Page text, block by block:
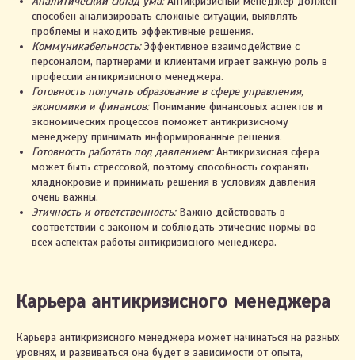
способен анализировать сложные ситуации, выявлять
проблемы и находить эффективные решения.
Коммуникабельность:Эффективное взаимодействие с
персоналом, партнерами и клиентами играет важную роль в
профессии антикризисного менеджера.
Готовность получать образование в сфере управления,
экономики и финансов:Понимание финансовых аспектов и
экономических процессов поможет антикризисному
менеджеру принимать информированные решения.
Готовность работать под давлением:Антикризисная сфера
может быть стрессовой, поэтому способность сохранять
хладнокровие и принимать решения в условиях давления
очень важны.
Этичность и ответственность:Важно действовать в
соответствии с законом и соблюдать этические нормы во
всех аспектах работы антикризисного менеджера.
Карьера антикризисного менеджера
Карьера антикризисного менеджера может начинаться на разных
уровнях, и развиваться она будет в зависимости от опыта,